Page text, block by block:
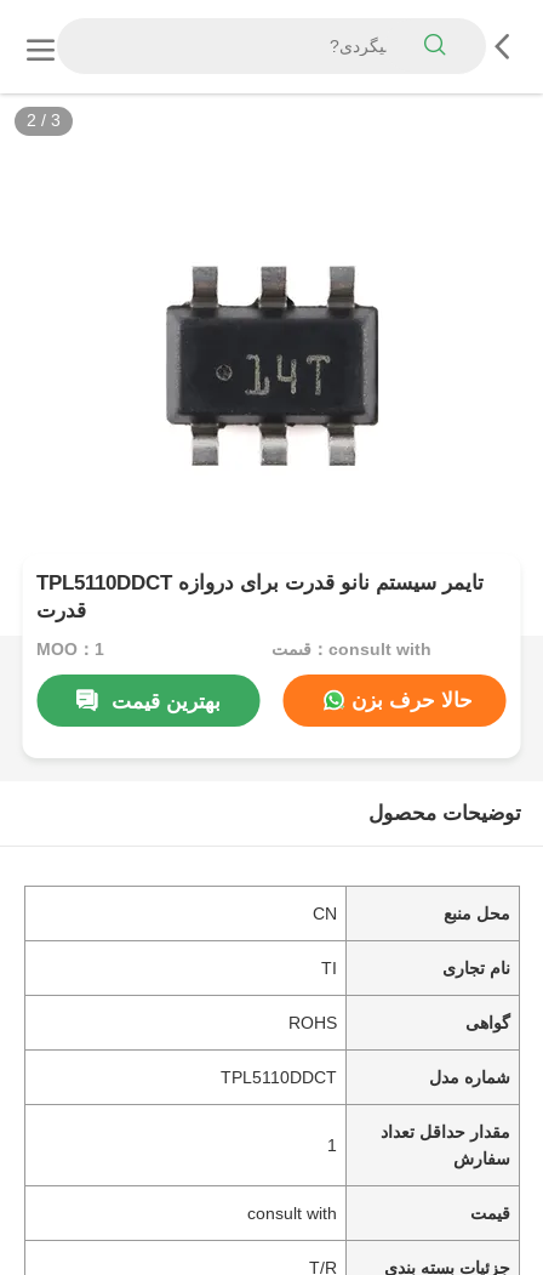
2 / 3
TPL5110DDCT تایمر سیستم نانو قدرت برای دروازه
قدرت
MOQ：1 قیمت：consult with
بهترین قیمت حالا حرف بزن
توضیحات محصول
محل منبع CN
نام تجاری TI
گواهی ROHS
شماره مدل TPL5110DDCT
مقدار حداقل تعداد
سفارش
1
قیمت consult with
جزئیات بسته بندی T/R